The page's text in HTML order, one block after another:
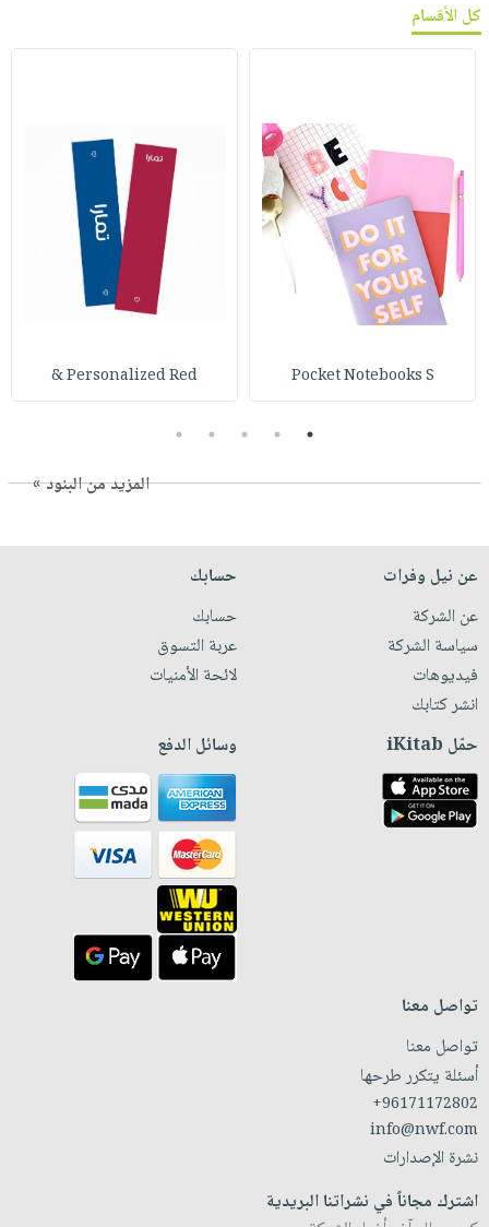
كل الأقسام
Pocket Notebooks S
Personalized Red &
1
2
3
4
5
المزيد من البنود »
عن نيل وفرات
عن الشركة
سياسة الشركة
فيديوهات
انشر كتابك
حسابك
حسابك
عربة التسوق
لائحة الأمنيات
حمّل iKitab وسائل الدفع
تواصل معنا
تواصل معنا
أسئلة يتكرر طرحها
+96171172802
info@nwf.com
نشرة الإصدارات
اشترك مجاناً في نشراتنا البريدية